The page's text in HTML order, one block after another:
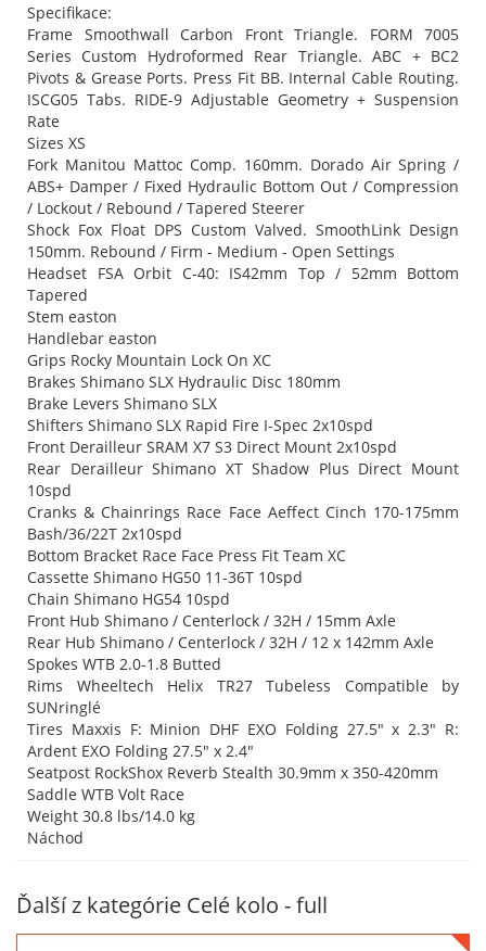
Specifikace:
Frame Smoothwall Carbon Front Triangle. FORM 7005
Series Custom Hydroformed Rear Triangle. ABC + BC2
Pivots & Grease Ports. Press Fit BB. Internal Cable Routing.
ISCG05 Tabs. RIDE-9 Adjustable Geometry + Suspension
Rate
Sizes XS
Fork Manitou Mattoc Comp. 160mm. Dorado Air Spring /
ABS+ Damper / Fixed Hydraulic Bottom Out / Compression
/ Lockout / Rebound / Tapered Steerer
Shock Fox Float DPS Custom Valved. SmoothLink Design
150mm. Rebound / Firm - Medium - Open Settings
Headset FSA Orbit C-40: IS42mm Top / 52mm Bottom
Tapered
Stem easton
Handlebar easton
Grips Rocky Mountain Lock On XC
Brakes Shimano SLX Hydraulic Disc 180mm
Brake Levers Shimano SLX
Shifters Shimano SLX Rapid Fire I-Spec 2x10spd
Front Derailleur SRAM X7 S3 Direct Mount 2x10spd
Rear Derailleur Shimano XT Shadow Plus Direct Mount
10spd
Cranks & Chainrings Race Face Aeffect Cinch 170-175mm
Bash/36/22T 2x10spd
Bottom Bracket Race Face Press Fit Team XC
Cassette Shimano HG50 11-36T 10spd
Chain Shimano HG54 10spd
Front Hub Shimano / Centerlock / 32H / 15mm Axle
Rear Hub Shimano / Centerlock / 32H / 12 x 142mm Axle
Spokes WTB 2.0-1.8 Butted
Rims Wheeltech Helix TR27 Tubeless Compatible by
SUNringlé
Tires Maxxis F: Minion DHF EXO Folding 27.5" x 2.3" R:
Ardent EXO Folding 27.5" x 2.4"
Seatpost RockShox Reverb Stealth 30.9mm x 350-420mm
Saddle WTB Volt Race
Weight 30.8 lbs/14.0 kg
Náchod
Ďalší z kategórie Celé kolo - full